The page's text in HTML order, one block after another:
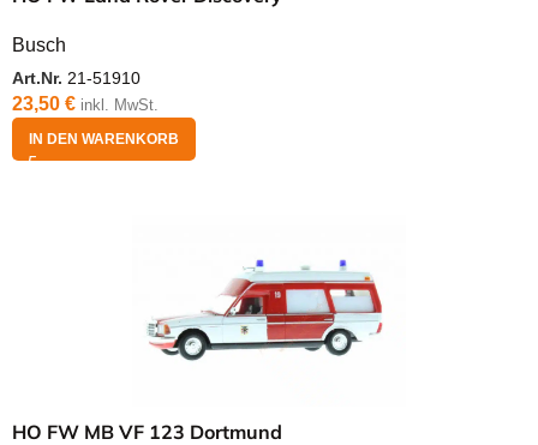
Busch
Art.Nr. 21-51910
23,50 € inkl. MwSt.
IN DEN WARENKORB
HO FW MB VF 123 Dortmund